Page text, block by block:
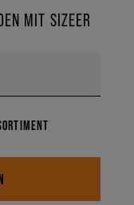
MIT SIZEER